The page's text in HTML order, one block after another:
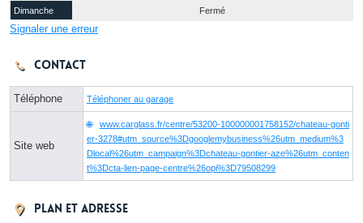
Dimanche
Fermé
Signaler une erreur
Contact
Téléphone Téléphoner au garage
Site web
www.carglass.fr/centre/53200-100000001758152/chateau-gonti
er-3278#utm_source%3Dgooglemybusiness%26utm_medium%3
Dlocal%26utm_campaign%3Dchateau-gontier-aze%26utm_conten
t%3Dcta-lien-page-centre%26opi%3D79508299
Plan et adresse